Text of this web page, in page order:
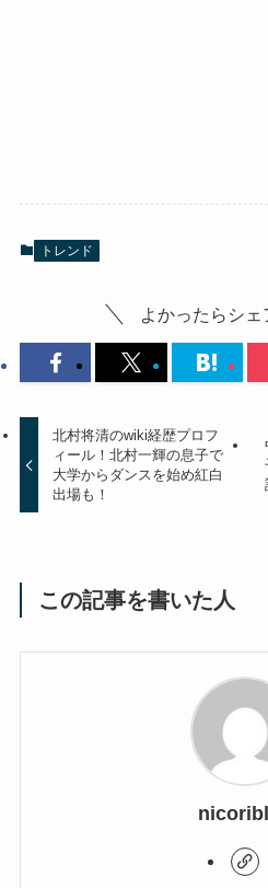
トレンド
よかったらシェ
北村将清のwiki経歴プロフ
ィール！北村一輝の息子で
大学からダンスを始め紅白
出場も！
この記事を書いた人